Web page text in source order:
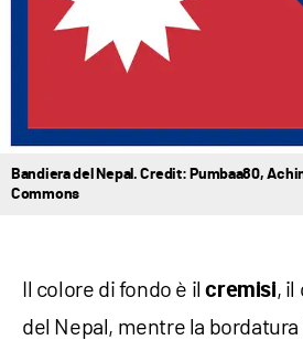
Bandiera del Nepal. Credit: Pumbaa80,
Commons
Il colore di fondo è ilcremisi,
del Nepal, mentre la